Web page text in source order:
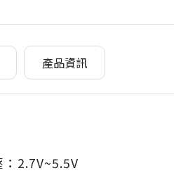
產品資訊
2.7V~5.5V